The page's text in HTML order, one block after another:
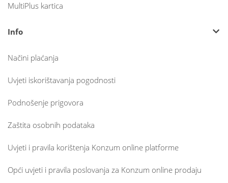
MultiPlus kartica
Info
Načini plaćanja
Uvjeti iskorištavanja pogodnosti
Podnošenje prigovora
Zaštita osobnih podataka
Uvjeti i pravila korištenja Konzum online platforme
Opći uvjeti i pravila poslovanja za Konzum online prodaju